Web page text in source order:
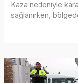
Kaza nedeniyle
sağlanırken,